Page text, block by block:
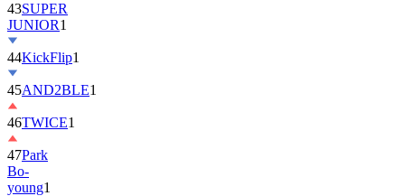
43SUPER
JUNIOR1
44KickFlip1
45AND2BLE1
46TWICE1
47Park
Bo-
young1